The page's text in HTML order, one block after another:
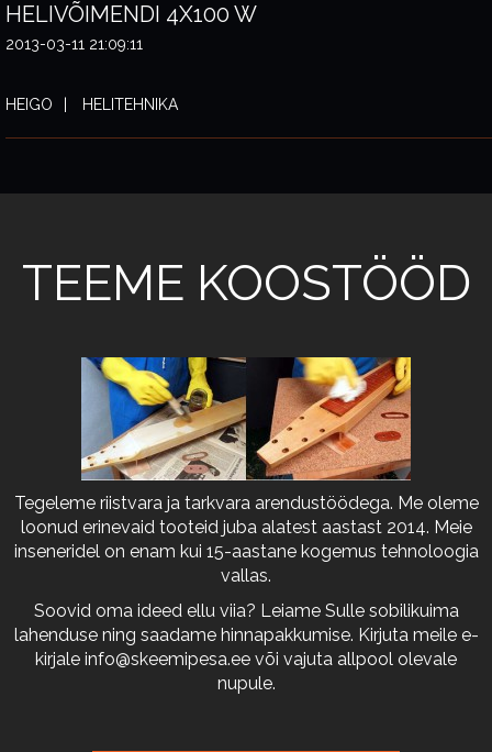
HELIVÕIMENDI 4X100 W
2013-03-11 21:09:11
HEIGO HELITEHNIKA
TEEME KOOSTÖÖD
Tegeleme riistvara ja tarkvara arendustöödega. Me oleme
loonud erinevaid tooteid juba alatest aastast 2014. Meie
inseneridel on enam kui 15-aastane kogemus tehnoloogia
vallas.
Soovid oma ideed ellu viia? Leiame Sulle sobilikuima
lahenduse ning saadame hinnapakkumise. Kirjuta meile e-
kirjale info@skeemipesa.ee või vajuta allpool olevale
nupule.